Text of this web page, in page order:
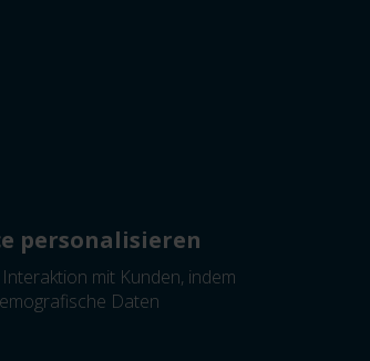
personalisieren
mit Kunden, indem
Daten